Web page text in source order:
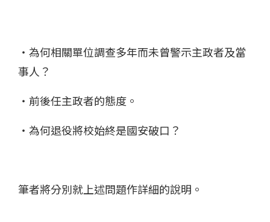
・為何相關單位調查多年而未曾警示主政者及當
事人？
・前後任主政者的態度。
・為何退役將校始終是國安破口？
筆者將分別就上述問題作詳細的說明。